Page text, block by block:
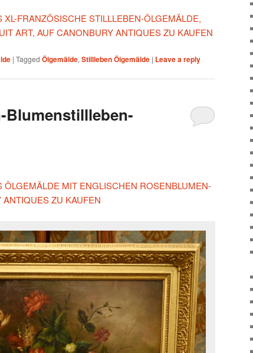
FRANZÖSISCHE STILLLEBEN-ÖLGEMÄLDE,
ART, AUF CANONBURY ANTIQUES ZU KAUFEN
| Tagged Ölgemälde, Stillleben Ölgemälde | Leave a reply
Blumenstillleben-
ÖLGEMÄLDE MIT ENGLISCHEN ROSENBLUMEN-
ZU KAUFEN